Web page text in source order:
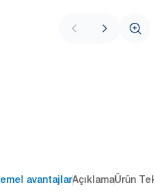
avantajlarAçıklamaÜrün